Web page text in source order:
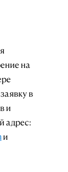
на
в
и
адрес:
и